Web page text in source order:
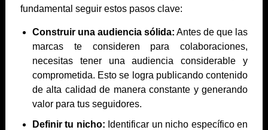
fundamental seguir estos pasos clave:
Construir una audiencia sólida: Antes de que las
marcas te consideren para colaboraciones,
necesitas tener una audiencia considerable y
comprometida. Esto se logra publicando contenido
de alta calidad de manera constante y generando
valor para tus seguidores.
Definir tu nicho: Identificar un nicho específico en